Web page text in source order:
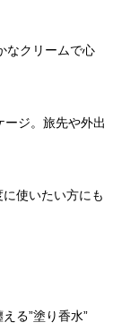
なクリームで心
ジ。旅先や外出
使いたい方にも
る”塗り香水”